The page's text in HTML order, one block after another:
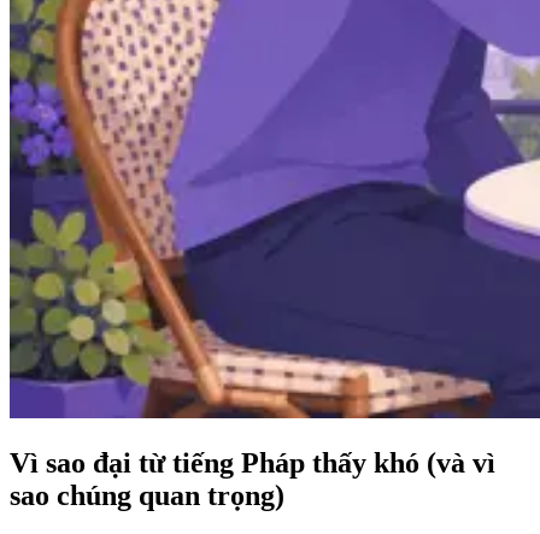
Vì sao đại từ tiếng Pháp thấy khó (và vì
sao chúng quan trọng)